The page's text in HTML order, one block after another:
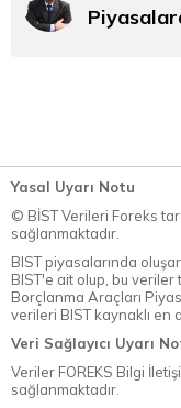
Yasal Uyarı Notu
© BİST Verileri Foreks
sağlanmaktadır.
BIST piyasalarında
BIST'e ait olup, bu veriler
Borçlanma Araçları
verileri BIST kaynaklı en
Veri Sağlayıcı Uyarı
Veriler FOREKS Bilgi
sağlanmaktadır.